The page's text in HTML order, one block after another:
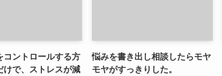
コントロールする方
けで、ストレスが減
悩みを書き出し相談したらモヤ
モヤがすっきりした。